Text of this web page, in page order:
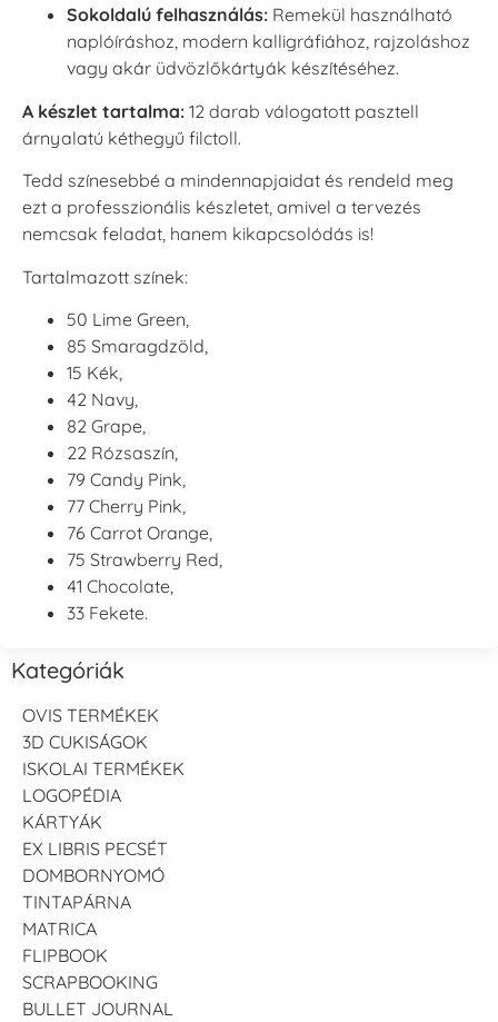
Sokoldalú felhasználás: Remekül használható
naplóíráshoz, modern kalligráfiához, rajzoláshoz
vagy akár üdvözlőkártyák készítéséhez.
A készlet tartalma: 12 darab válogatott pasztell
árnyalatú kéthegyű filctoll.
Tedd színesebbé a mindennapjaidat és rendeld meg
ezt a professzionális készletet, amivel a tervezés
nemcsak feladat, hanem kikapcsolódás is!
Tartalmazott színek:
50 Lime Green,
85 Smaragdzöld,
15 Kék,
42 Navy,
82 Grape,
22 Rózsaszín,
79 Candy Pink,
77 Cherry Pink,
76 Carrot Orange,
75 Strawberry Red,
41 Chocolate,
33 Fekete.
Kategóriák
OVIS TERMÉKEK
3D CUKISÁGOK
ISKOLAI TERMÉKEK
LOGOPÉDIA
KÁRTYÁK
EX LIBRIS PECSÉT
DOMBORNYOMÓ
TINTAPÁRNA
MATRICA
FLIPBOOK
SCRAPBOOKING
BULLET JOURNAL